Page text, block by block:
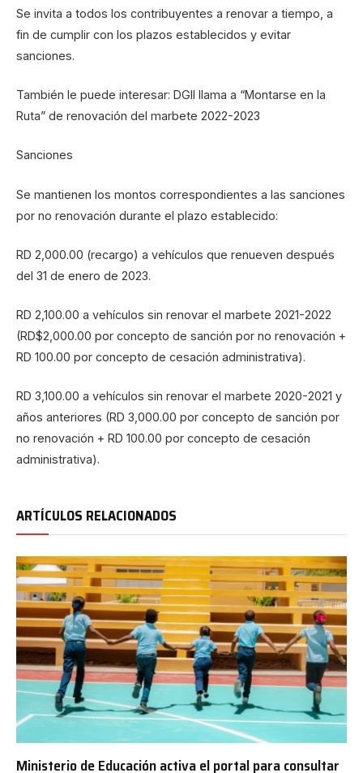
Se invita a todos los contribuyentes a renovar a tiempo, a
fin de cumplir con los plazos establecidos y evitar
sanciones.
También le puede interesar: DGII llama a “Montarse en la
Ruta” de renovación del marbete 2022-2023
Sanciones
Se mantienen los montos correspondientes a las sanciones
por no renovación durante el plazo establecido:
RD 2,000.00 (recargo) a vehículos que renueven después
del 31 de enero de 2023.
RD 2,100.00 a vehículos sin renovar el marbete 2021-2022
(RD$2,000.00 por concepto de sanción por no renovación +
RD 100.00 por concepto de cesación administrativa).
RD 3,100.00 a vehículos sin renovar el marbete 2020-2021 y
años anteriores (RD 3,000.00 por concepto de sanción por
no renovación + RD 100.00 por concepto de cesación
administrativa).
ARTÍCULOS RELACIONADOS
Ministerio de Educación activa el portal para consultar